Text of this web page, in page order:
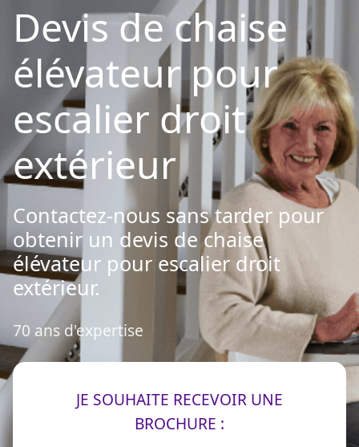
Devis de chaise
élévateur pour
escalier droit
extérieur
Contactez-nous sans tarder pour
obtenir un devis de chaise
élévateur pour escalier droit
extérieur.
70 ans d'expertise
JE SOUHAITE RECEVOIR UNE
BROCHURE :